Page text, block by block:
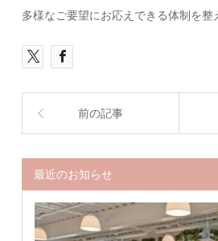
多様なご要望にお応えできる体制を整
前の記事
最近のお知らせ